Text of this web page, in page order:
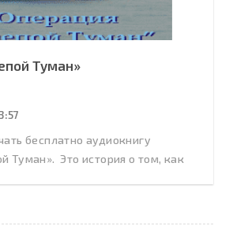
Туман»
бесплатно аудиокнигу
Туман». Это история о том, как